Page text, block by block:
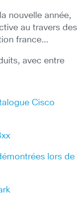
nouvelle année,
au travers des
france…
avec entre
Cisco
lors de